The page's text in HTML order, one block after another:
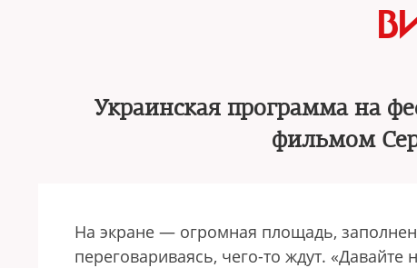
Украинская программа на
фильмом
На экране — огромная площадь,
переговариваясь, чего-то ждут.